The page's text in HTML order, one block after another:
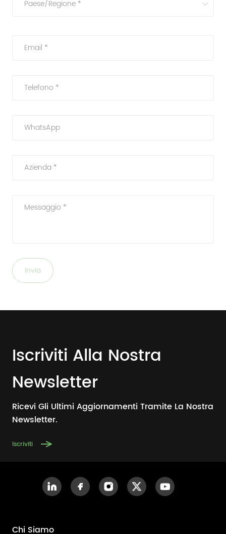
Paese/Regione *
Email *
Telefono *
WhatsApp
Azienda *
Messaggio *
Invia
Iscriviti Alla Nostra
Newsletter
Ricevi Gli Ultimi Aggiornamenti Tramite La Nostra
Newsletter.
Iscriviti
Chi Siamo